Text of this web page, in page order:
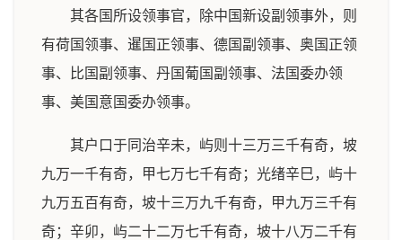
其各国所设领事官，除中国新设副领事外，则
有荷国领事、暹国正领事、德国副领事、奥国正领
事、比国副领事、丹国葡国副领事、法国委办领
事、美国意国委办领事。
其户口于同治辛未，屿则十三万三千有奇，坡
九万一千有奇，甲七万七千有奇；光绪辛巳，屿十
九万五百有奇，坡十三万九千有奇，甲九万三千有
奇；辛卯，屿二十二万七千有奇，坡十八万二千有